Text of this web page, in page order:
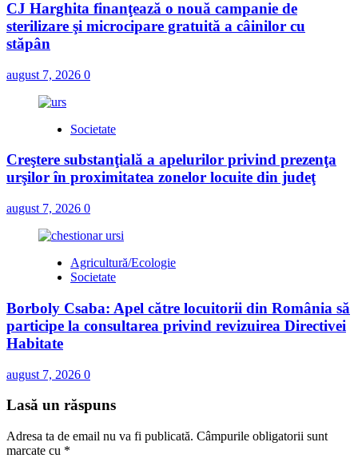
CJ Harghita finanţează o nouă campanie de
sterilizare şi microcipare gratuită a câinilor cu
stăpân
august 7, 2026 0
Societate
Creştere substanţială a apelurilor privind prezenţa
urşilor în proximitatea zonelor locuite din judeţ
august 7, 2026 0
Agricultură/Ecologie
Societate
Borboly Csaba: Apel către locuitorii din România să
participe la consultarea privind revizuirea Directivei
Habitate
august 7, 2026 0
Lasă un răspuns
Adresa ta de email nu va fi publicată. Câmpurile obligatorii sunt
marcate cu *